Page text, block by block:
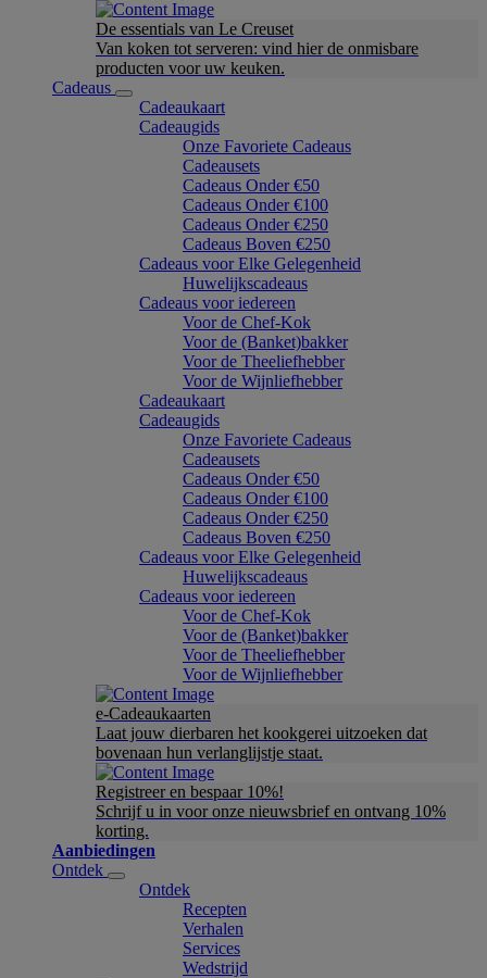
De essentials van Le Creuset
Van koken tot serveren: vind hier de onmisbare
producten voor uw keuken.
Cadeaus
Cadeaukaart
Cadeaugids
Onze Favoriete Cadeaus
Cadeausets
Cadeaus Onder €50
Cadeaus Onder €100
Cadeaus Onder €250
Cadeaus Boven €250
Cadeaus voor Elke Gelegenheid
Huwelijkscadeaus
Cadeaus voor iedereen
Voor de Chef-Kok
Voor de (Banket)bakker
Voor de Theeliefhebber
Voor de Wijnliefhebber
Cadeaukaart
Cadeaugids
Onze Favoriete Cadeaus
Cadeausets
Cadeaus Onder €50
Cadeaus Onder €100
Cadeaus Onder €250
Cadeaus Boven €250
Cadeaus voor Elke Gelegenheid
Huwelijkscadeaus
Cadeaus voor iedereen
Voor de Chef-Kok
Voor de (Banket)bakker
Voor de Theeliefhebber
Voor de Wijnliefhebber
e-Cadeaukaarten
Laat jouw dierbaren het kookgerei uitzoeken dat
bovenaan hun verlanglijstje staat.
Registreer en bespaar 10%!
Schrijf u in voor onze nieuwsbrief en ontvang 10%
korting.
Aanbiedingen
Ontdek
Ontdek
Recepten
Verhalen
Services
Wedstrijd